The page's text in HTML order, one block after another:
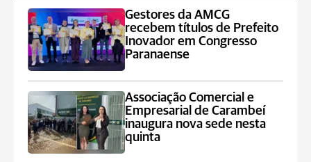
Gestores da AMCG
recebem títulos de Prefeito
Inovador em Congresso
Paranaense
Associação Comercial e
Empresarial de Carambeí
inaugura nova sede nesta
quinta